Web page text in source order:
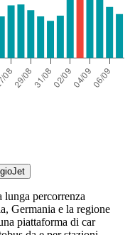
percorrenza
Germania e la regione
piattaforma di car